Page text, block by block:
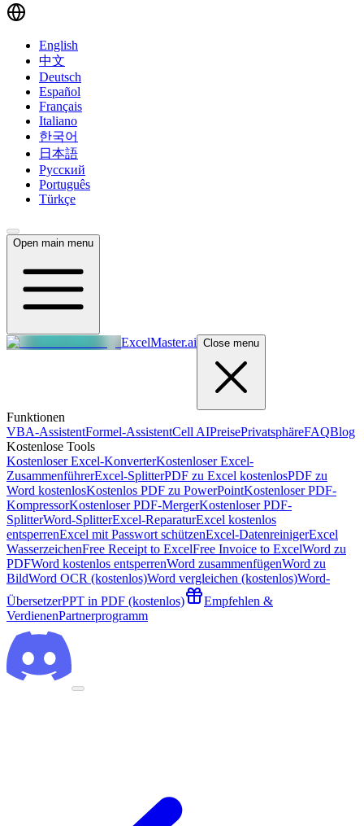
English
中文
Deutsch
Español
Français
Italiano
한국어
日本語
Русский
Português
Türkçe
Open main menu
ExcelMaster.ai Close menu
Funktionen
VBA-AssistentFormel-AssistentCell AIPreisePrivatsphäreFAQBlog
Kostenlose Tools
Kostenloser Excel-KonverterKostenloser Excel-
ZusammenführerExcel-SplitterPDF zu Excel kostenlosPDF zu
Word kostenlosKostenlos PDF zu PowerPointKostenloser PDF-
KompressorKostenloser PDF-MergerKostenloser PDF-
SplitterWord-SplitterExcel-ReparaturExcel kostenlos
entsperrenExcel mit Passwort schützenExcel-DatenreinigerExcel
WasserzeichenFree Receipt to ExcelFree Invoice to ExcelWord zu
PDFWord kostenlos entsperrenWord zusammenfügenWord zu
BildWord OCR (kostenlos)Word vergleichen (kostenlos)Word-
ÜbersetzerPPT in PDF (kostenlos)
Empfehlen &
VerdienenPartnerprogramm